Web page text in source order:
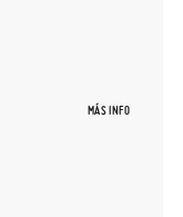
MÁS INFO